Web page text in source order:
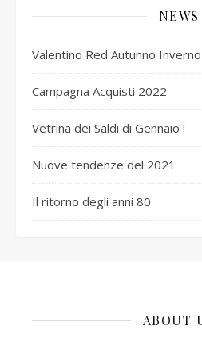
NEWS
Valentino Red Autunno
Campagna Acquisti 2022
Vetrina dei Saldi di Gennaio !
Nuove tendenze del 2021
Il ritorno degli anni 80
ABOUT